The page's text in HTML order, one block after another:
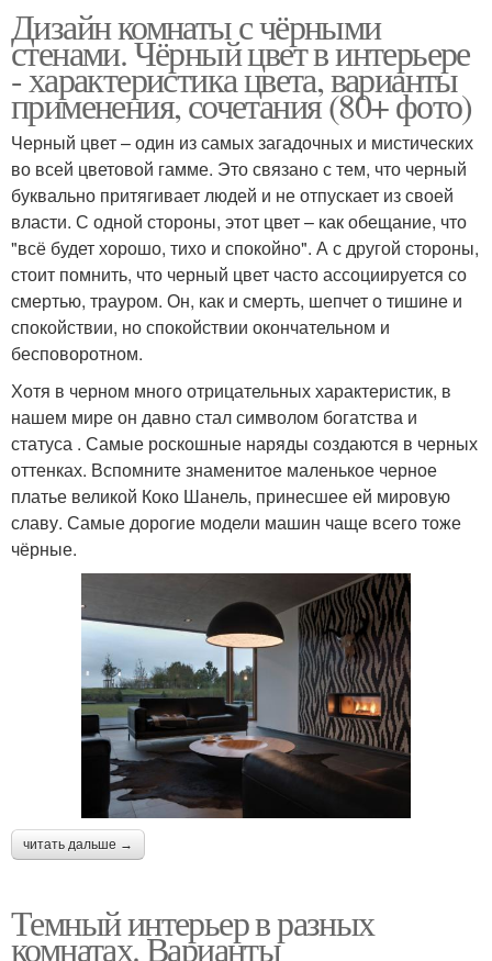
Дизайн комнаты с чёрными
стенами. Чёрный цвет в интерьере
- характеристика цвета, варианты
применения, сочетания (80+ фото)
Черный цвет – один из самых загадочных и мистических
во всей цветовой гамме. Это связано с тем, что черный
буквально притягивает людей и не отпускает из своей
власти. С одной стороны, этот цвет – как обещание, что
"всё будет хорошо, тихо и спокойно". А с другой стороны,
стоит помнить, что черный цвет часто ассоциируется со
смертью, трауром. Он, как и смерть, шепчет о тишине и
спокойствии, но спокойствии окончательном и
бесповоротном.
Хотя в черном много отрицательных характеристик, в
нашем мире он давно стал символом богатства и
статуса . Самые роскошные наряды создаются в черных
оттенках. Вспомните знаменитое маленькое черное
платье великой Коко Шанель, принесшее ей мировую
славу. Самые дорогие модели машин чаще всего тоже
чёрные.
читать дальше →
Темный интерьер в разных
комнатах. Варианты